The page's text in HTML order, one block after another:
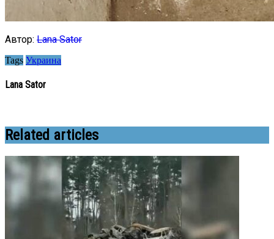
Автор: Lana Sator
Tags Украина
Lana Sator
Related articles